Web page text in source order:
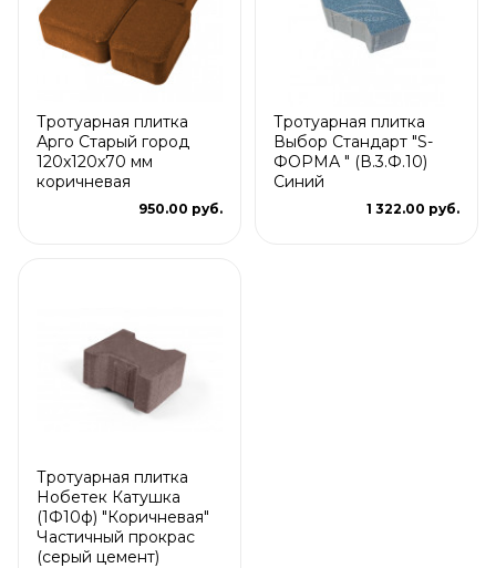
Тротуарная плитка
Арго Старый город
120x120x70 мм
коричневая
950.00 руб.
Тротуарная плитка
Выбор Стандарт "S-
ФОРМА " (В.3.Ф.10)
Синий
1 322.00 руб.
Тротуарная плитка
Нобетек Катушка
(1Ф10ф) "Коричневая"
Частичный прокрас
(серый цемент)